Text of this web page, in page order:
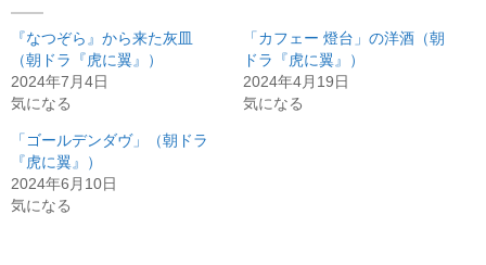
『なつぞら』から来た灰皿
（朝ドラ『虎に翼』）
2024年7月4日
気になる
「カフェー 燈台」の洋酒（朝
ドラ『虎に翼』）
2024年4月19日
気になる
「ゴールデンダヴ」（朝ドラ
『虎に翼』）
2024年6月10日
気になる